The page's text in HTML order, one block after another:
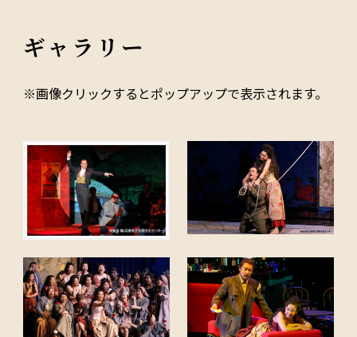
ギャラリー
※画像クリックするとポップアップで表示されます。